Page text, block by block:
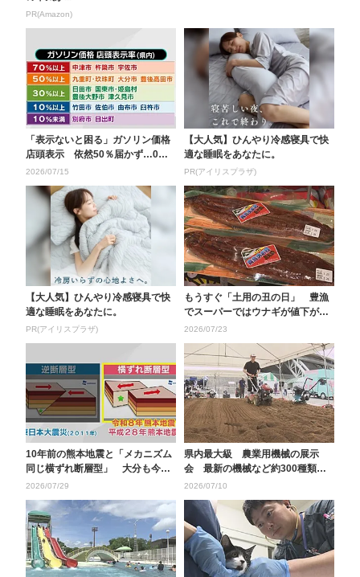
PR(Amazon)
「表示ないと困る」ガソリン価格
店頭表示 依然50％届かず…0％
の町も 大分県が市...
2026/07/15
【大人気】ひんやり冷感寝具で快
適な睡眠をあなたに。
PR(アイリスプラザ)
【大人気】ひんやり冷感寝具で快
適な睡眠をあなたに。
PR(アイリスプラザ)
もうすぐ「土用の丑の日」 豊漁
でスーパーではウナギが値下が
り 専門店には悩みも…...
2026/07/23
10年前の熊本地震と「メカニズム
同じ横ずれ断層型」 大分も今後1
週間は同程度の地...
2026/07/29
県内最大級 農業用機械の展示
会 最新の機械など約300種類
耕運機で実際に土を耕...
2026/07/10